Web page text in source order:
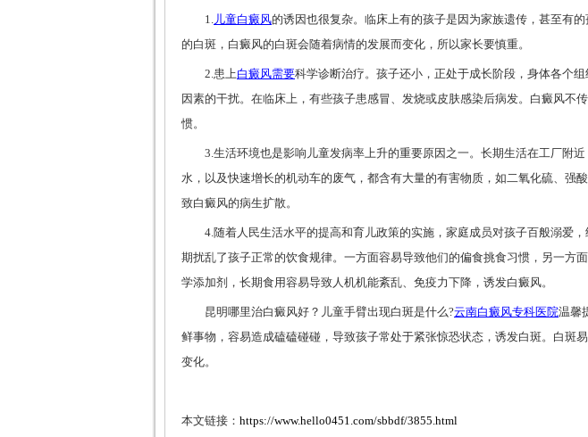
1.儿童白癜风的诱因也很复杂。临床上有的孩子是因为家族遗传，甚至有
的白斑，白癜风的白斑会随着病情的发展而变化，所以家长要慎重。
2.患上白癜风需要科学诊断治疗。孩子还小，正处于成长阶段，身体各个
因素的干扰。在临床上，有些孩子患感冒、发烧或皮肤感染后病发。白癜风不
惯。
3.生活环境也是影响儿童发病率上升的重要原因之一。长期生活在工厂附近
水，以及快速增长的机动车的废气，都含有大量的有害物质，如二氧化硫、强
致白癜风的病生扩散。
4.随着人民生活水平的提高和育儿政策的实施，家庭成员对孩子百般溺爱，
期扰乱了孩子正常的饮食规律。一方面容易导致他们的偏食挑食习惯，另一方
学添加剂，长期食用容易导致人机机能紊乱、免疫力下降，诱发白癜风。
昆明哪里治白癜风好？儿童手臂出现白斑是什么?云南白癜风专科医院温馨
鲜事物，容易造成磕磕碰碰，导致孩子常处于紧张惊恐状态，诱发白斑。白斑
变化。
本文链接： https://www.hello0451.com/sbbdf/3855.html